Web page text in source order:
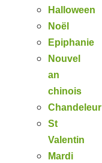
Halloween
Noël
Epiphanie
Nouvel
an
chinois
Chandeleur
St
Valentin
Mardi